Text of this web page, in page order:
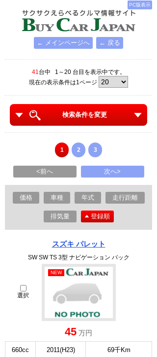
PC版表示
← メインページへ ← 戻る
41台中 1～20 台目を表示中です。
現在の表示条件は1ページ
検索条件を変更
1 2 3
<前へ 次へ>
価格 車種 年式 走行距離
排気量 登録順
スズキ パレット
SW SW TS 3型 ナビゲーション バック
選択
NEW
45 万円
660cc 2011(H23) 69千Km